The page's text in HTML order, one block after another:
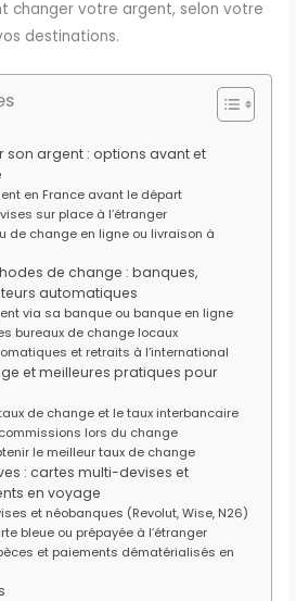
changer votre argent, selon votre
destinations.
son argent : options avant et
en France avant le départ
sur place à l’étranger
de change en ligne ou livraison à
de change : banques,
automatiques
via sa banque ou banque en ligne
bureaux de change locaux
et retraits à l’international
et meilleures pratiques pour
de change et le taux interbancaire
lors du change
le meilleur taux de change
: cartes multi-devises et
en voyage
et néobanques (Revolut, Wise, N26)
bleue ou prépayée à l’étranger
et paiements dématérialisés en